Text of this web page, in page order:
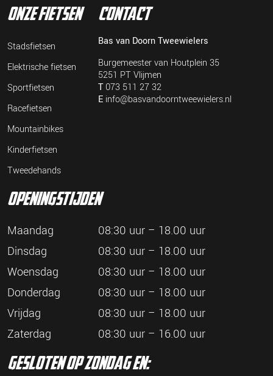
onze fietsen
Stadsfietsen
Elektrische fietsen
Sportfietsen
Racefietsen
Mountainbikes
Kinderfietsen
Tweedehands
contact
Bas van Doorn Tweewielers
Burgemeester van Houtplein 35
5251 PT Vlijmen
T073 511 27 32
E info@basvandoorntweewielers.nl
openingstijden
Maandag
08:30 uur – 18.00 uur
Dinsdag
08:30 uur – 18.00 uur
Woensdag
08:30 uur – 18.00 uur
Donderdag
08:30 uur – 18.00 uur
Vrijdag
08:30 uur – 18.00 uur
Zaterdag
08:30 uur – 16.00 uur
gesloten op zondag en: